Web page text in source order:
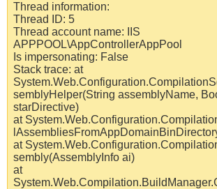
Thread information:
Thread ID: 5
Thread account name: IIS
APPPOOL\AppControllerAppPool
Is impersonating: False
Stack trace: at
semblyHelper(String assemblyName,
starDirective)
at
at
sembly(AssemblyInfo ai)
at